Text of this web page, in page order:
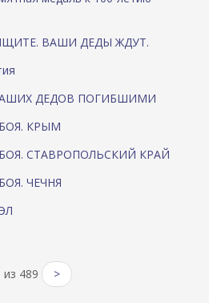
ВАШИ ДЕДЫ ЖДУТ.
ДЕДОВ ПОГИБШИМИ
КРЫМ
СТАВРОПОЛЬСКИЙ КРАЙ
ЧЕЧНЯ
из 489 >